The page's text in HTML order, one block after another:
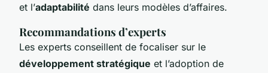
et l’adaptabilité dans leurs modèles d’affaires.
Recommandations d’experts
Les experts conseillent de focaliser sur le
développement stratégique et l’adoption de